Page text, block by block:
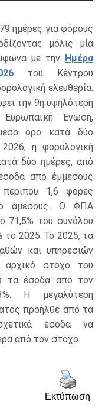
ημέρες για φόρους
μόλις μία
με την Ημέρα
του Κέντρου
ελευθερία.
την 9η υψηλότερη
Ευρωπαϊκή Ένωση,
όρο κατά δύο
η φορολογική
δύο ημέρες, από
από έμμεσους
1,6 φορές
άμεσους. Ο ΦΠΑ
71,5% του συνόλου
το 2025. Το 2025, τα
και υπηρεσιών
αρχικό στόχο του
τα έσοδα από τον
Η μεγαλύτερη
προήλθε από τα
έσοδα να
από τον στόχο.
Εκτύπωση